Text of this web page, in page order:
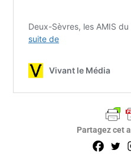
Partagez cet